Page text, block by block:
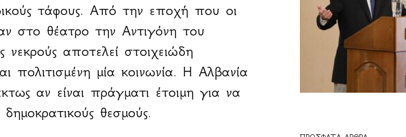
τάφους. Από την εποχή που οι
στο θέατρο την Αντιγόνη του
αποτελεί στοιχειώδη
πολιτισμένη μία κοινωνία. Η Αλβανία
αν είναι πράγματι έτοιμη για να
θεσμούς.